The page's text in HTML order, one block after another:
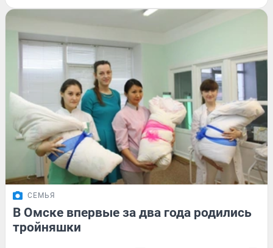
СЕМЬЯ
В Омске впервые за два года родились
тройняшки